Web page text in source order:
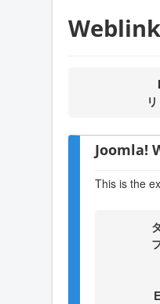
Joomla!
This is the